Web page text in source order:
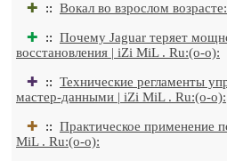
✚ :: Вокал во взрослом
✚ :: Почему Jaguar теряет
восстановления | iZi MiL . Ru:(o-o):
✚ :: Технические регламенты
мастер-данными | iZi MiL . Ru:(o-o):
✚ :: Практическое применение
MiL . Ru:(o-o):